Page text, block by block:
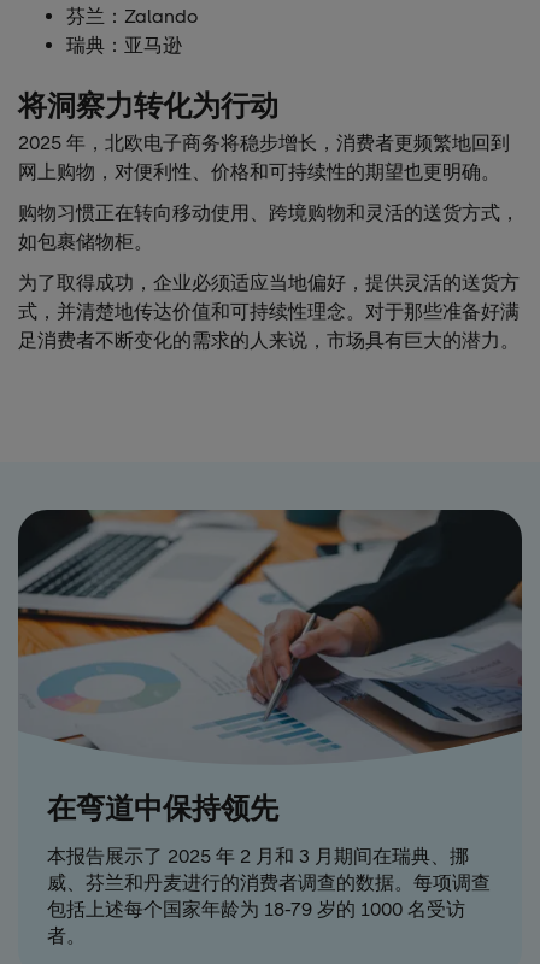
芬兰：Zalando
瑞典：亚马逊
将洞察力转化为行动
2025 年，北欧电子商务将稳步增长，消费者更频繁地回到
网上购物，对便利性、价格和可持续性的期望也更明确。
购物习惯正在转向移动使用、跨境购物和灵活的送货方式，
如包裹储物柜。
为了取得成功，企业必须适应当地偏好，提供灵活的送货方
式，并清楚地传达价值和可持续性理念。对于那些准备好满
足消费者不断变化的需求的人来说，市场具有巨大的潜力。
在弯道中保持领先
本报告展示了 2025 年 2 月和 3 月期间在瑞典、挪
威、芬兰和丹麦进行的消费者调查的数据。每项调查
包括上述每个国家年龄为 18-79 岁的 1000 名受访
者。